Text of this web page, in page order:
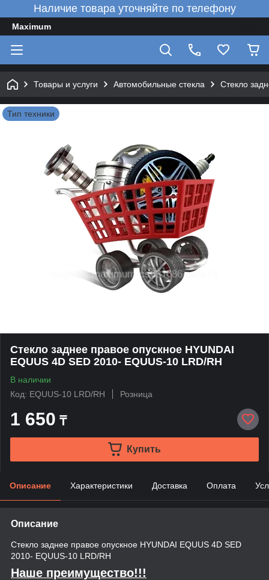
Наличие товара уточняйте по телефону
Maximum
Товары и услуги Автомобильные стекла Стекло
Тип техники
Стекло заднее правое опускное HYUNDAI
EQUUS 4D SED 2010- EQUUS-10 LRD/RH
В наличии
Код: EQUUS-10 LRD/RH
Розница
1 650 ₸
Купить
Описание Характеристики Доставка Оплата
Описание
Стекло заднее правое опускное HYUNDAI EQUUS 4D SED
2010- EQUUS-10 LRD/RH
Наше преимущество!!!